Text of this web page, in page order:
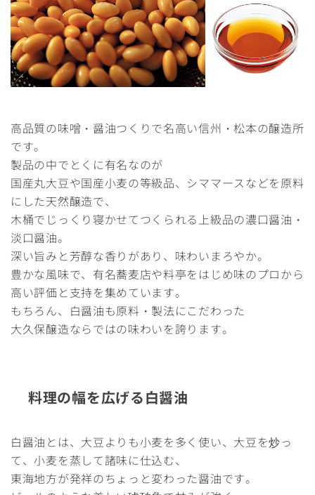
高品質の味噌・醤油つくりで名高い信州・松本の醸造所
です。
製品の中でとくに有名なのが
国産丸大豆や国産小麦の等級品、シママースなどを原料
にした天然醸造で、
木桶でじっくり寝かせてつくられる上級品の濃口醤油・
淡口醤油。
深い旨みと芳醇な香りがあり、味わいまろやか。
豊かな風味で、有名蕎麦店や料亭をはじめ味のプロから
高い評価と支持を集めています。
もちろん、白醤油も原料・製法にこだわった
大久保醸造ならではの味わいを誇ります。
料理の幅を広げる白醤油
白醤油とは、大豆よりも小麦を多く使い、大豆を炒っ
て、小麦を蒸して諸味に仕込む、
東海地方が発祥のちょっと変わった醤油です。